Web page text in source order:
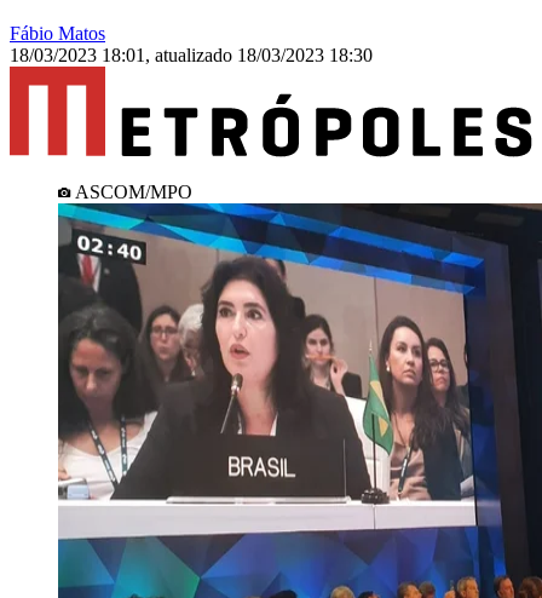
Fábio Matos
18/03/2023 18:01 , atualizado 18/03/2023 18:30
ASCOM/MPO